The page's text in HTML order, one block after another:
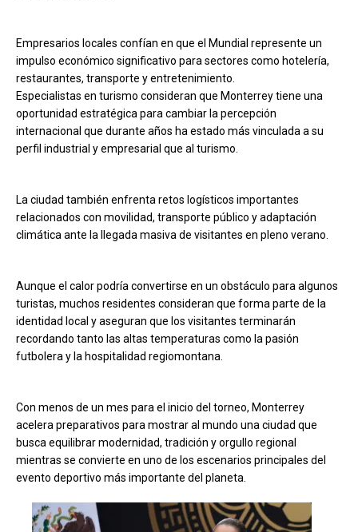
Empresarios locales confían en que el Mundial represente un
impulso económico significativo para sectores como hotelería,
restaurantes, transporte y entretenimiento.
Especialistas en turismo consideran que Monterrey tiene una
oportunidad estratégica para cambiar la percepción
internacional que durante años ha estado más vinculada a su
perfil industrial y empresarial que al turismo.
La ciudad también enfrenta retos logísticos importantes
relacionados con movilidad, transporte público y adaptación
climática ante la llegada masiva de visitantes en pleno verano.
Aunque el calor podría convertirse en un obstáculo para algunos
turistas, muchos residentes consideran que forma parte de la
identidad local y aseguran que los visitantes terminarán
recordando tanto las altas temperaturas como la pasión
futbolera y la hospitalidad regiomontana.
Con menos de un mes para el inicio del torneo, Monterrey
acelera preparativos para mostrar al mundo una ciudad que
busca equilibrar modernidad, tradición y orgullo regional
mientras se convierte en uno de los escenarios principales del
evento deportivo más importante del planeta.